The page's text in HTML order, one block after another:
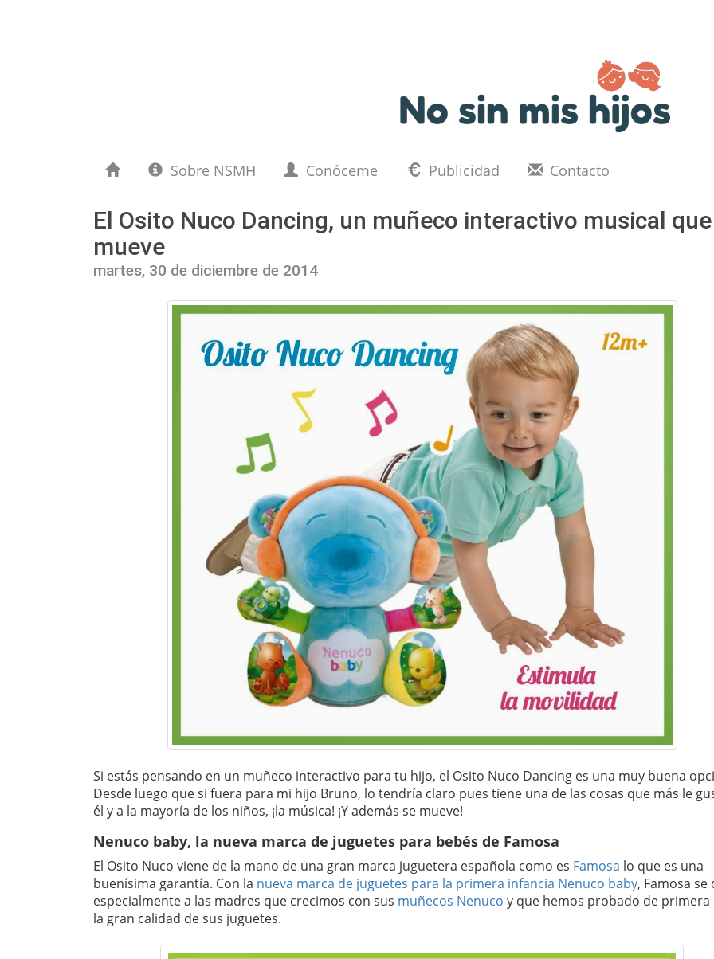
Sobre NSMH Conóceme Publicidad Contacto
El Osito Nuco Dancing, un muñeco interactivo musical
mueve
martes, 30 de diciembre de 2014
Si estás pensando en un muñeco interactivo para tu hijo, el Osito Nuco Dancing es una muy buena
Desde luego que si fuera para mi hijo Bruno, lo tendría claro pues tiene una de las cosas que más le
él y a la mayoría de los niños, ¡la música! ¡Y además se mueve!
Nenuco baby, la nueva marca de juguetes para bebés de Famosa
El Osito Nuco viene de la mano de una gran marca juguetera española como es Famosa lo que es una
buenísima garantía. Con la nueva marca de juguetes para la primera infancia Nenuco baby, Famosa se
especialmente a las madres que crecimos con sus muñecos Nenuco y que hemos probado de primera
la gran calidad de sus juguetes.